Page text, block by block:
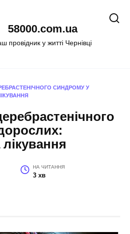
58000.com.ua
провідник у житті Чернівці
СИНДРОМУ У
НА ЧИТАННЯ
3 хв